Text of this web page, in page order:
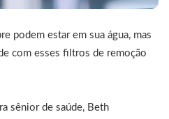
podem estar em sua água, mas
com esses filtros de remoção
sênior de saúde, Beth